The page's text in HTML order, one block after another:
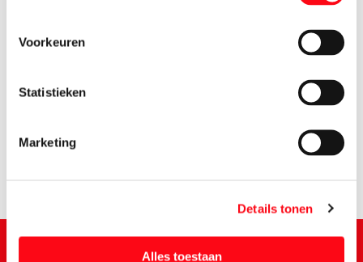
Voorkeuren
Statistieken
Marketing
Details tonen
Alles toestaan
2.95